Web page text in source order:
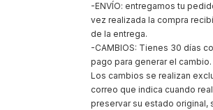
-ENVÍO: entregamos tu
vez realizada la compra
de la entrega.
-CAMBIOS: Tienes 30 días
pago para generar el cambio.
Los cambios se realizan
correo que indica cuando
preservar su estado original,